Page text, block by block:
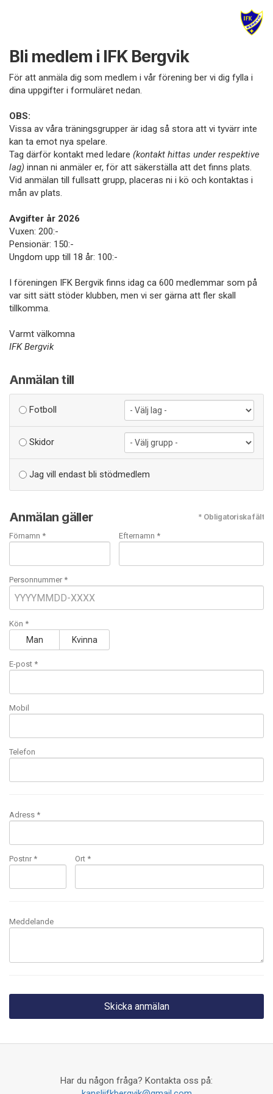
Bli medlem i IFK Bergvik
För att anmäla dig som medlem i vår förening ber vi dig fylla i
dina uppgifter i formuläret nedan.
OBS:
Vissa av våra träningsgrupper är idag så stora att vi tyvärr inte
kan ta emot nya spelare.
Tag därför kontakt med ledare (kontakt hittas under respektive
lag) innan ni anmäler er, för att säkerställa att det finns plats.
Vid anmälan till fullsatt grupp, placeras ni i kö och kontaktas i
mån av plats.
Avgifter år 2026
Vuxen: 200:-
Pensionär: 150:-
Ungdom upp till 18 år: 100:-
I föreningen IFK Bergvik finns idag ca 600 medlemmar som på
var sitt sätt stöder klubben, men vi ser gärna att fler skall
tillkomma.
Varmt välkomna
IFK Bergvik
Anmälan till
Fotboll
Skidor
Jag vill endast bli stödmedlem
Anmälan gäller * Obligatoriska fält
Förnamn * Efternamn *
Personnummer *
Kön *
Man Kvinna
E-post *
Mobil
Telefon
Adress *
Postnr * Ort *
Meddelande
Har du någon fråga? Kontakta oss på: